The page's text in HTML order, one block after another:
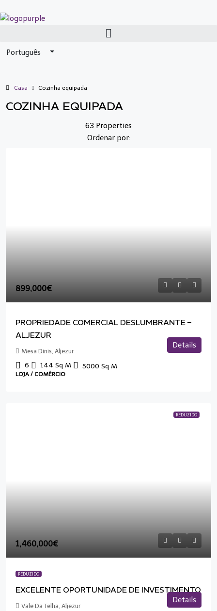
Português
Casa Cozinha equipada
COZINHA EQUIPADA
63 Properties
Ordenar por:
899,000€
PROPRIEDADE COMERCIAL DESLUMBRANTE –
ALJEZUR
Mesa Dinis, Aljezur
6 144 Sq M 5000 Sq M
LOJA / COMÉRCIO
Details
REDUZIDO
1,460,000€
REDUZIDO
EXCELENTE OPORTUNIDADE DE INVESTIMENTO
Vale Da Telha, Aljezur
Details